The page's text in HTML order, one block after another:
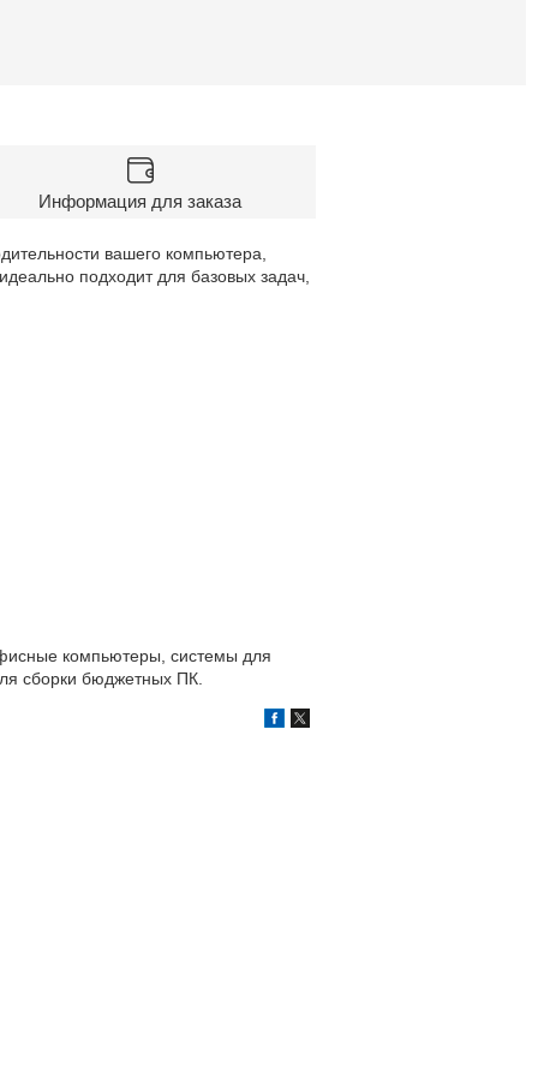
Информация для заказа
вашего компьютера,
подходит для базовых задач,
компьютеры, системы для
сборки бюджетных ПК.